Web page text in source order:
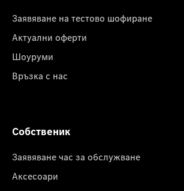
Заявяване на тестово шофиране
Актуални оферти
Шоуруми
Връзка с нас
Собственик
Заявяване час за обслужване
Аксесоари